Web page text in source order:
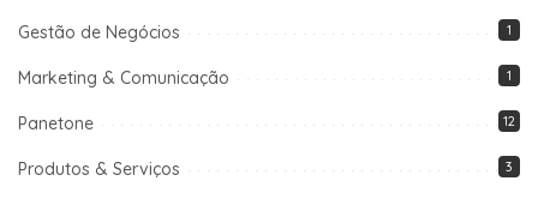
Gestão de Negócios 1
Marketing & Comunicação 1
Panetone 12
Produtos & Serviços 3